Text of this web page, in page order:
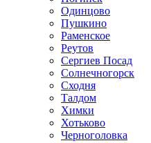
Одинцово
Пушкино
Раменское
Реутов
Сергиев Посад
Солнечногорск
Сходня
Талдом
Химки
Хотьково
Черноголовка